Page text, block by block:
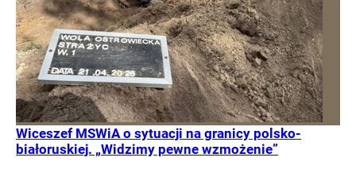
Wiceszef MSWiA o sytuacji na granicy polsko-
białoruskiej. „Widzimy pewne wzmożenie”